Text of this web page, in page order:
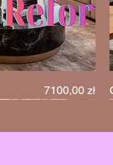
Cena
7100,00 zł